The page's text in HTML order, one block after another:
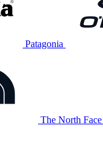
Patagonia
The North Face